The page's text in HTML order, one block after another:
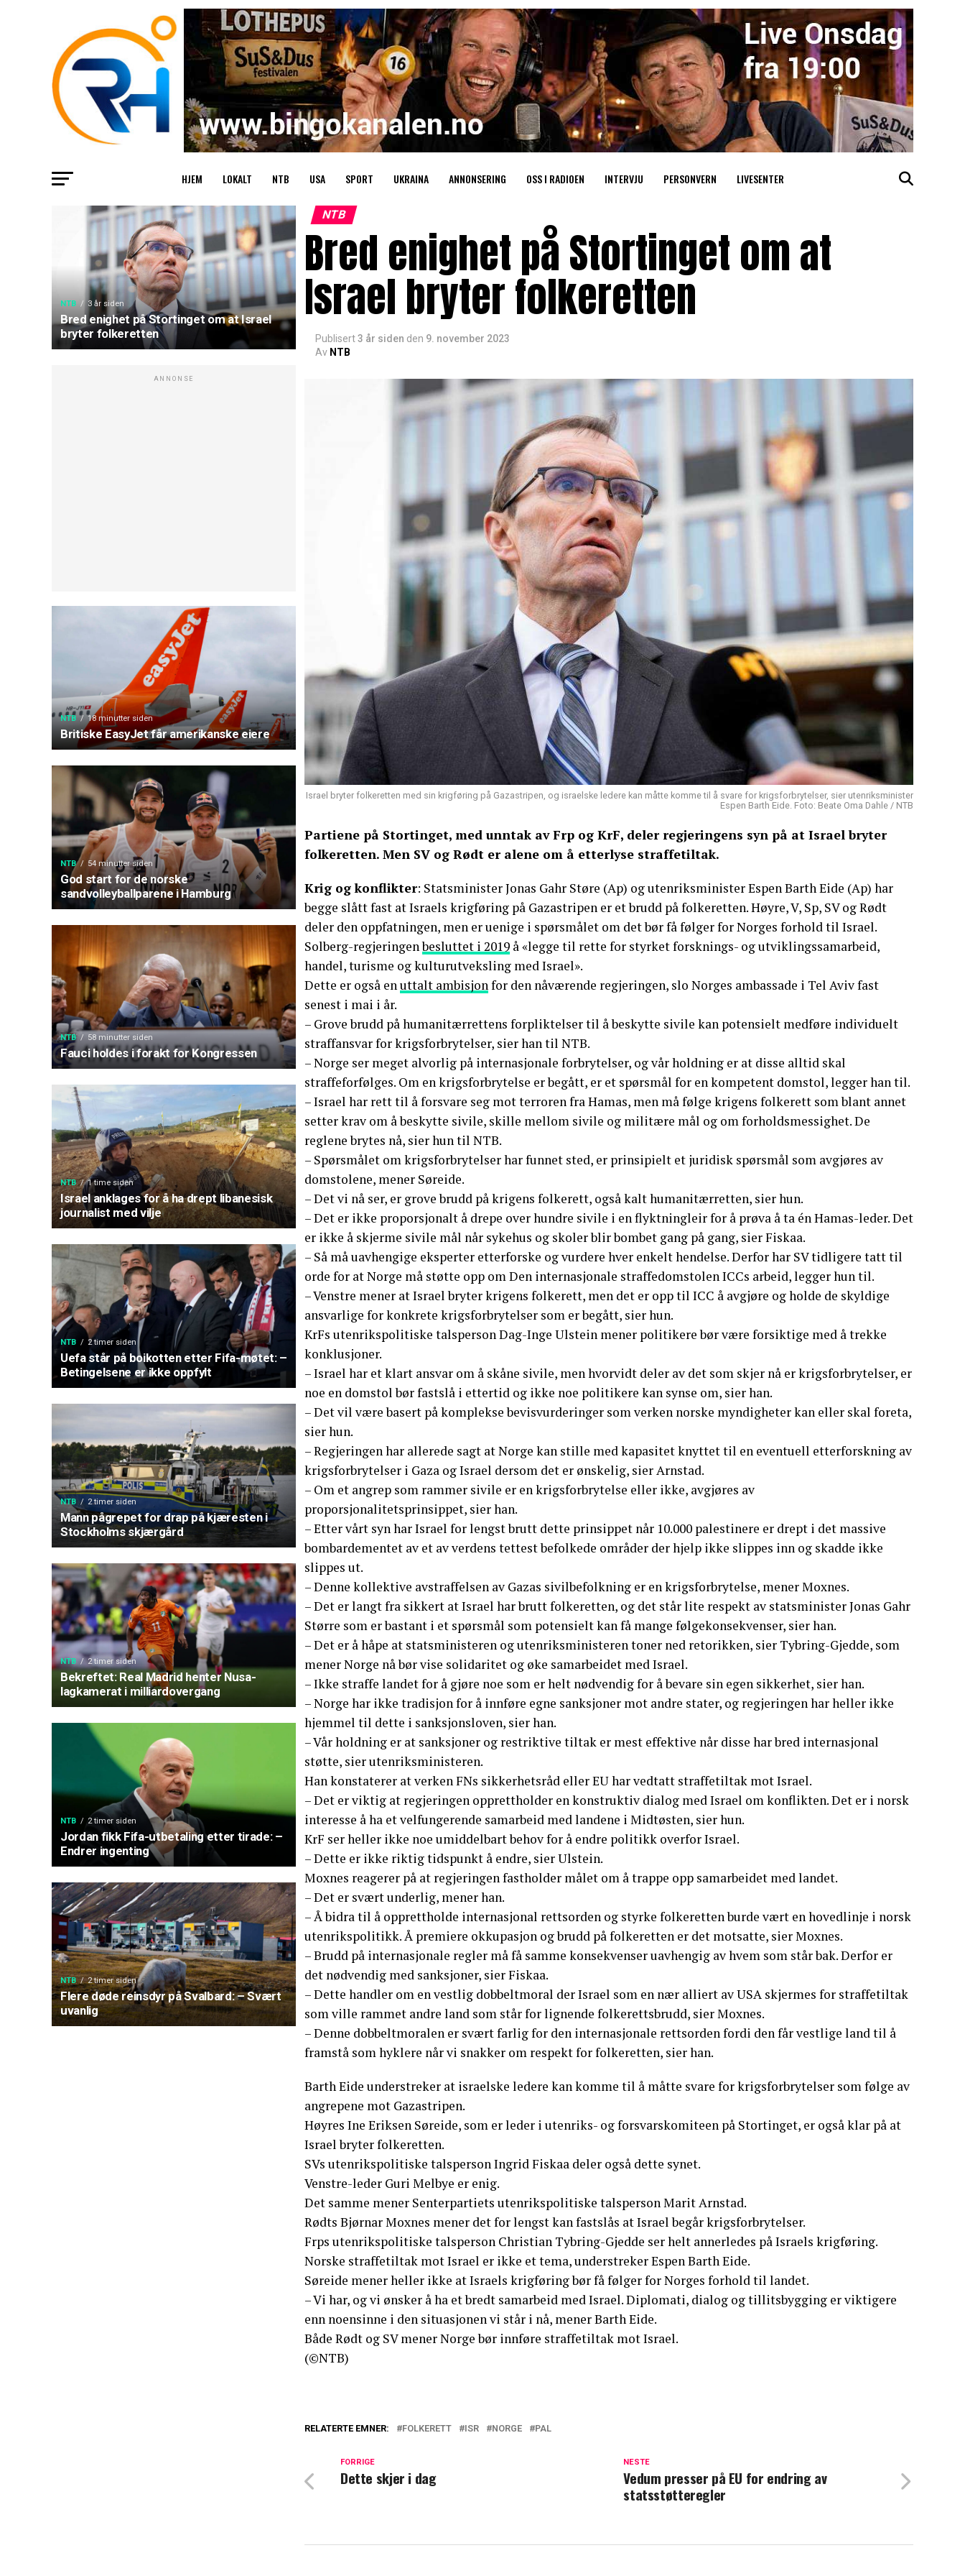
HJEM LOKALT NTB USA SPORT UKRAINA ANNONSERING OSS I RADIOEN INTERVJU PERSONVERN LIVESENTER
NTB 3 år siden
Bred enighet på Stortinget om at Israel
bryter folkeretten
ANNONSE
NTB 18 minutter siden
Britiske EasyJet får amerikanske eiere
NTB 54 minutter siden
God start for de norske
sandvolleyballparene i Hamburg
NTB 58 minutter siden
Fauci holdes i forakt for Kongressen
NTB 1 time siden
Israel anklages for å ha drept libanesisk
journalist med vilje
NTB 2 timer siden
Uefa står på boikotten etter Fifa-møtet: –
Betingelsene er ikke oppfylt
NTB 2 timer siden
Mann pågrepet for drap på kjæresten i
Stockholms skjærgård
NTB 2 timer siden
Bekreftet: Real Madrid henter Nusa-
lagkamerat i milliardovergang
NTB 2 timer siden
Jordan fikk Fifa-utbetaling etter tirade: –
Endrer ingenting
NTB 2 timer siden
Flere døde reinsdyr på Svalbard: – Svært
uvanlig
NTB
Bred enighet på Stortinget om at
Israel bryter folkeretten
Publisert3 år siden den 9. november 2023
Av NTB
Israel bryter folkeretten med sin krigføring på Gazastripen, og israelske ledere kan måtte komme til å svare for krigsforbrytelser, sier utenriksminister
Espen Barth Eide. Foto: Beate Oma Dahle / NTB
Partiene på Stortinget, med unntak av Frp og KrF, deler regjeringens syn på at Israel bryter
folkeretten. Men SV og Rødt er alene om å etterlyse straffetiltak.
Krig og konflikter: Statsminister Jonas Gahr Støre (Ap) og utenriksminister Espen Barth Eide (Ap) har
begge slått fast at Israels krigføring på Gazastripen er et brudd på folkeretten. Høyre, V, Sp, SV og Rødt
deler den oppfatningen, men er uenige i spørsmålet om det bør få følger for Norges forhold til Israel.
Solberg-regjeringenbesluttet i 2019 å «legge til rette for styrket forsknings- og utviklingssamarbeid,
handel, turisme og kulturutveksling med Israel».
Dette er også enuttalt ambisjonfor den nåværende regjeringen, slo Norges ambassade i Tel Aviv fast
senest i mai i år.
– Grove brudd på humanitærrettens forpliktelser til å beskytte sivile kan potensielt medføre individuelt
straffansvar for krigsforbrytelser, sier han til NTB.
– Norge ser meget alvorlig på internasjonale forbrytelser, og vår holdning er at disse alltid skal
straffeforfølges. Om en krigsforbrytelse er begått, er et spørsmål for en kompetent domstol, legger han til.
– Israel har rett til å forsvare seg mot terroren fra Hamas, men må følge krigens folkerett som blant annet
setter krav om å beskytte sivile, skille mellom sivile og militære mål og om forholdsmessighet. De
reglene brytes nå, sier hun til NTB.
– Spørsmålet om krigsforbrytelser har funnet sted, er prinsipielt et juridisk spørsmål som avgjøres av
domstolene, mener Søreide.
– Det vi nå ser, er grove brudd på krigens folkerett, også kalt humanitærretten, sier hun.
– Det er ikke proporsjonalt å drepe over hundre sivile i en flyktningleir for å prøva å ta én Hamas-leder. Det
er ikke å skjerme sivile mål når sykehus og skoler blir bombet gang på gang, sier Fiskaa.
– Så må uavhengige eksperter etterforske og vurdere hver enkelt hendelse. Derfor har SV tidligere tatt til
orde for at Norge må støtte opp om Den internasjonale straffedomstolen ICCs arbeid, legger hun til.
– Venstre mener at Israel bryter krigens folkerett, men det er opp til ICC å avgjøre og holde de skyldige
ansvarlige for konkrete krigsforbrytelser som er begått, sier hun.
KrFs utenrikspolitiske talsperson Dag-Inge Ulstein mener politikere bør være forsiktige med å trekke
konklusjoner.
– Israel har et klart ansvar om å skåne sivile, men hvorvidt deler av det som skjer nå er krigsforbrytelser, er
noe en domstol bør fastslå i ettertid og ikke noe politikere kan synse om, sier han.
– Det vil være basert på komplekse bevisvurderinger som verken norske myndigheter kan eller skal foreta,
sier hun.
– Regjeringen har allerede sagt at Norge kan stille med kapasitet knyttet til en eventuell etterforskning av
krigsforbrytelser i Gaza og Israel dersom det er ønskelig, sier Arnstad.
– Om et angrep som rammer sivile er en krigsforbrytelse eller ikke, avgjøres av
proporsjonalitetsprinsippet, sier han.
– Etter vårt syn har Israel for lengst brutt dette prinsippet når 10.000 palestinere er drept i det massive
bombardementet av et av verdens tettest befolkede områder der hjelp ikke slippes inn og skadde ikke
slippes ut.
– Denne kollektive avstraffelsen av Gazas sivilbefolkning er en krigsforbrytelse, mener Moxnes.
– Det er langt fra sikkert at Israel har brutt folkeretten, og det står lite respekt av statsminister Jonas Gahr
Større som er bastant i et spørsmål som potensielt kan få mange følgekonsekvenser, sier han.
– Det er å håpe at statsministeren og utenriksministeren toner ned retorikken, sier Tybring-Gjedde, som
mener Norge nå bør vise solidaritet og øke samarbeidet med Israel.
– Ikke straffe landet for å gjøre noe som er helt nødvendig for å bevare sin egen sikkerhet, sier han.
– Norge har ikke tradisjon for å innføre egne sanksjoner mot andre stater, og regjeringen har heller ikke
hjemmel til dette i sanksjonsloven, sier han.
– Vår holdning er at sanksjoner og restriktive tiltak er mest effektive når disse har bred internasjonal
støtte, sier utenriksministeren.
Han konstaterer at verken FNs sikkerhetsråd eller EU har vedtatt straffetiltak mot Israel.
– Det er viktig at regjeringen opprettholder en konstruktiv dialog med Israel om konflikten. Det er i norsk
interesse å ha et velfungerende samarbeid med landene i Midtøsten, sier hun.
KrF ser heller ikke noe umiddelbart behov for å endre politikk overfor Israel.
– Dette er ikke riktig tidspunkt å endre, sier Ulstein.
Moxnes reagerer på at regjeringen fastholder målet om å trappe opp samarbeidet med landet.
– Det er svært underlig, mener han.
– Å bidra til å opprettholde internasjonal rettsorden og styrke folkeretten burde vært en hovedlinje i norsk
utenrikspolitikk. Å premiere okkupasjon og brudd på folkeretten er det motsatte, sier Moxnes.
– Brudd på internasjonale regler må få samme konsekvenser uavhengig av hvem som står bak. Derfor er
det nødvendig med sanksjoner, sier Fiskaa.
– Dette handler om en vestlig dobbeltmoral der Israel som en nær alliert av USA skjermes for straffetiltak
som ville rammet andre land som står for lignende folkerettsbrudd, sier Moxnes.
– Denne dobbeltmoralen er svært farlig for den internasjonale rettsorden fordi den får vestlige land til å
framstå som hyklere når vi snakker om respekt for folkeretten, sier han.
Barth Eide understreker at israelske ledere kan komme til å måtte svare for krigsforbrytelser som følge av
angrepene mot Gazastripen.
Høyres Ine Eriksen Søreide, som er leder i utenriks- og forsvarskomiteen på Stortinget, er også klar på at
Israel bryter folkeretten.
SVs utenrikspolitiske talsperson Ingrid Fiskaa deler også dette synet.
Venstre-leder Guri Melbye er enig.
Det samme mener Senterpartiets utenrikspolitiske talsperson Marit Arnstad.
Rødts Bjørnar Moxnes mener det for lengst kan fastslås at Israel begår krigsforbrytelser.
Frps utenrikspolitiske talsperson Christian Tybring-Gjedde ser helt annerledes på Israels krigføring.
Norske straffetiltak mot Israel er ikke et tema, understreker Espen Barth Eide.
Søreide mener heller ikke at Israels krigføring bør få følger for Norges forhold til landet.
– Vi har, og vi ønsker å ha et bredt samarbeid med Israel. Diplomati, dialog og tillitsbygging er viktigere
enn noensinne i den situasjonen vi står i nå, mener Barth Eide.
Både Rødt og SV mener Norge bør innføre straffetiltak mot Israel.
(©NTB)
RELATERTE EMNER: FOLKERETT ISR NORGE PAL
NESTE
Vedum presser på EU for endring av
statsstøtteregler
FORRIGE
Dette skjer i dag